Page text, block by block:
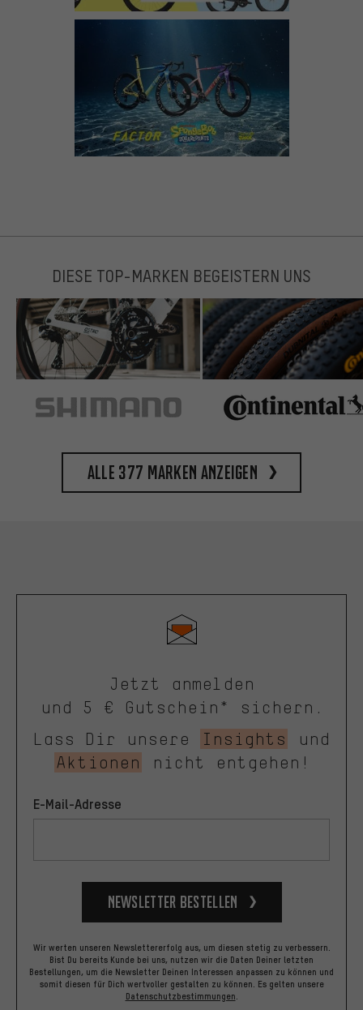
DIESE TOP-MARKEN BEGEISTERN UNS
Alle 377 Marken anzeigen
Jetzt anmelden
und 5 € Gutschein* sichern.
Lass Dir unsere
Insights
und
Aktionen
nicht entgehen!
E-Mail-Adresse
Newsletter bestellen
Wir werten unseren Newslettererfolg aus, um diesen stetig zu verbessern.
Bist Du bereits Kunde bei uns, nutzen wir die Daten Deiner letzten
Bestellungen, um die Newsletter Deinen Interessen anpassen zu können und
somit diesen für Dich wertvoller gestalten zu können. Es gelten unsere
Datenschutzbestimmungen